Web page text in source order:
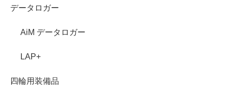
データロガー
AiM データロガー
LAP+
四輪用装備品